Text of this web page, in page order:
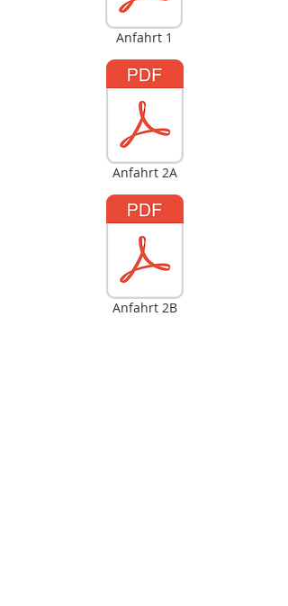
Anfahrt 1
Anfahrt 2A
Anfahrt 2B